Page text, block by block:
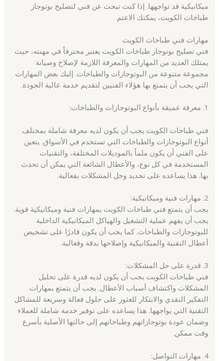
ميكانيكية قد تواجهها. إذا كنت تبحث عن فني لتصليح بوتوجاز
طباخات الكويت، يمكنك الاعتم
مهارات فني طباخات الكويت
فني تصليح بوتوجاز طباخات الكويت يعتبر محترفاً في مهنته، حيث
يمتلك العديد من المهارات والمعرفة اللازمة لإصلاح وصيانة
مجموعة متنوعة من البوتوجازات والطباخات. إليك بعض المهارات
التي يجب أن يتمتع بها هؤلاء الفنيين لتقديم خدمة عالية الجودة.
1. معرفة عميقة بأنواع البوتوجازات والطباخات:
فني طباخات الكويت يجب أن يكون لديه معرفة شاملة بمختلف
أنواع البوتوجازات والطباخات التي تستخدم في الأسواق. يتعين
على الفني أن يكون ملماً بالموديلات المختلفة، والتقنيات
المستخدمة في كل نوع، والأعطال الشائعة التي يمكن أن تحدث
بها. هذا يساعده على تحديد وحل المشكلات بفعالية.
2. مهارات فنية وميكانيكية:
يجب أن يتمتع فني طباخات الكويت بمهارات فنية وميكانيكية قوية.
يجب أن يفهم عملية التشغيل والهياكل الميكانيكية الداخلية
للبوتوجازات والطباخات. كما يجب أن يكون قادرًا على تشخيص
أعطال التقنية والميكانيكية وإصلاحها بدقة وفعالية.
3. قدرة على حل المشكلات:
فني طباخات الكويت يجب أن يكون لديه قدرة على تحليل
المشكلات واكتشاف أسباب الأعطال. يجب أن يتمتع بمهارات
التفكير النقدي والابتكار للعثور على حلول فعالة وسريعة للمشاكل
التقنية التي يواجهها. هذا يساعده على توفير خدمة شاملة للعملاء
وضمان عودة بوتوجازاتهم وطباخاتهم إلى حالتها الأصلية بأسرع
وقت ممكن.
4. مهارات التواصل: